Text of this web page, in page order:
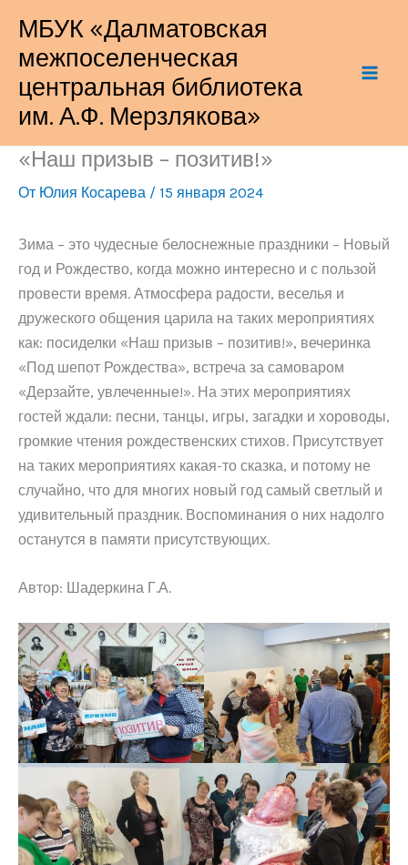
содержимому
МБУК «Далматовская
межпоселенческая
центральная библиотека
им. А.Ф. Мерзлякова»
«Наш призыв – позитив!»
От Юлия Косарева / 15 января 2024
Зима – это чудесные белоснежные праздники – Новый
год и Рождество, когда можно интересно и с пользой
провести время. Атмосфера радости, веселья и
дружеского общения царила на таких мероприятиях
как: посиделки «Наш призыв – позитив!», вечеринка
«Под шепот Рождества», встреча за самоваром
«Дерзайте, увлеченные!». На этих мероприятиях
гостей ждали: песни, танцы, игры, загадки и хороводы,
громкие чтения рождественских стихов. Присутствует
на таких мероприятиях какая-то сказка, и потому не
случайно, что для многих новый год самый светлый и
удивительный праздник. Воспоминания о них надолго
останутся в памяти присутствующих.
Автор: Шадеркина Г.А.